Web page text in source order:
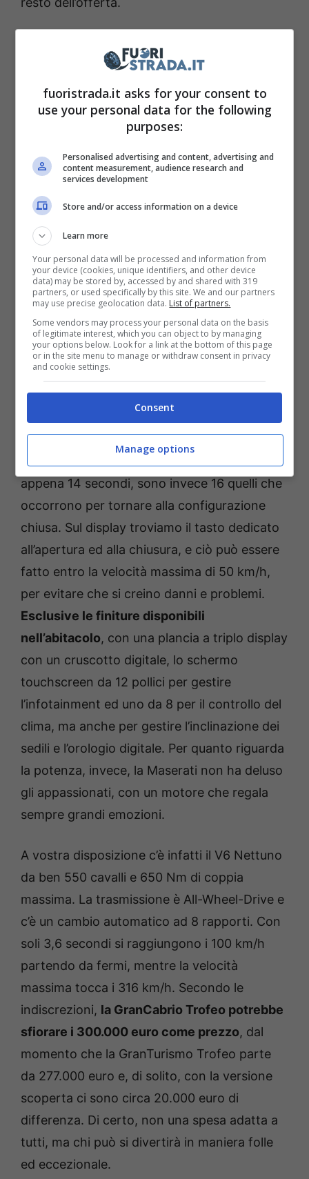
Maserati GranCabrio in mostra (Maserati) – Fuoristrada.it
Sul fronte dell’aspetto estetico, ritroviamo
subito un cofano molto allungato, con una
linea molto elegante ed ovviamente,le due
uniche portiere che permettonol’accesso
all’abitacolo, coperto da un tetto realizzato in
tessuto.La capote è disponibile in cinque
differenti colorazioni
marine, il titane grey, il greige, il granata ed il
nero.
Per l’apertura della capote stessa ci vogliono
appena 14 secondi, sono invece 16 quelli che
occorrono per tornare alla configurazione
chiusa. Sul display troviamo il tasto dedicato
all’apertura ed alla chiusura, e ciò può essere
fatto entro la velocità massima di 50 km/h,
per evitare che si creino danni e problemi.
Esclusive le finiture disponibili
nell’abitacolo, con una plancia a triplo display
con un cruscotto digitale, lo schermo
touchscreen da 12 pollici per gestire
l’infotainment ed uno da 8 per il controllo del
clima, ma anche per gestire l’inclinazione dei
sedili e l’orologio digitale. Per quanto riguarda
la potenza, invece, la Maserati non ha deluso
gli appassionati, con un motore che regala
sempre grandi emozioni.
A vostra disposizione c’è infatti il V6 Nettuno
da ben 550 cavalli e 650 Nm di coppia
massima. La trasmissione è All-Wheel-Drive e
c’è un cambio automatico ad 8 rapporti. Con
soli 3,6 secondi si raggiungono i 100 km/h
partendo da fermi, mentre la velocità
massima tocca i 316 km/h. Secondo le
indiscrezioni, la GranCabrio Trofeo potrebbe
sfiorare i 300.000 euro come prezzo, dal
momento che la GranTurismo Trofeo parte
da 277.000 euro e, di solito, con la versione
scoperta ci sono circa 20.000 euro di
differenza. Di certo, non una spesa adatta a
tutti, ma chi può si divertirà in maniera folle
ed eccezionale.
fuoristrada.it asks for your consent to
use your personal data for the following
purposes:
Personalised advertising and content, advertising and
content measurement, audience research and
services development
Store and/or access information on a device
Learn more
Your personal data will be processed and information from
your device (cookies, unique identifiers, and other device
data) may be stored by, accessed by and shared with 319
partners, or used specifically by this site. We and our partners
may use precise geolocation data. List of partners.
Some vendors may process your personal data on the basis
of legitimate interest, which you can object to by managing
your options below. Look for a link at the bottom of this page
or in the site menu to manage or withdraw consent in privacy
and cookie settings.
Consent
Manage options